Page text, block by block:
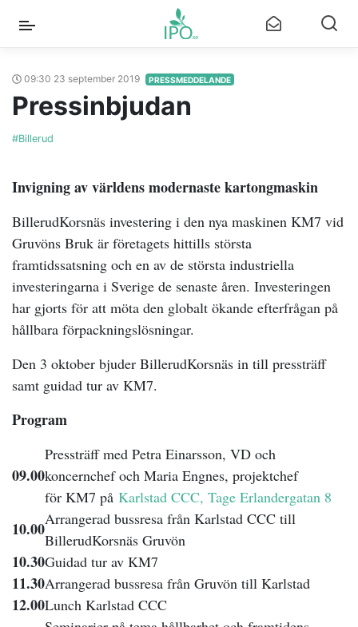
09:30 23 september 2019 PRESSMEDDELANDE
Pressinbjudan
#Billerud
Invigning av världens modernaste kartongmaskin
BillerudKorsnäs investering i den nya maskinen KM7 vid
Gruvöns Bruk är företagets hittills största
framtidssatsning och en av de största industriella
investeringarna i Sverige de senaste åren. Investeringen
har gjorts för att möta den globalt ökande efterfrågan på
hållbara förpackningslösningar.
Den 3 oktober bjuder BillerudKorsnäs in till pressträff
samt guidad tur av KM7.
Program
09.00
Pressträff med Petra Einarsson, VD och
koncernchef och Maria Engnes, projektchef
för KM7 på Karlstad CCC, Tage Erlandergatan 8
10.00Arrangerad bussresa från Karlstad CCC till
BillerudKorsnäs Gruvön
10.30Guidad tur av KM7
11.30Arrangerad bussresa från Gruvön till Karlstad
12.00Lunch Karlstad CCC